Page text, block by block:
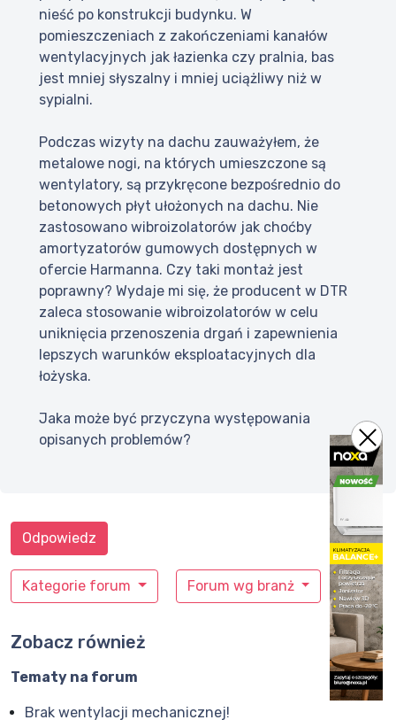
nieść po konstrukcji budynku. W
pomieszczeniach z zakończeniami kanałów
wentylacyjnych jak łazienka czy pralnia, bas
jest mniej słyszalny i mniej uciążliwy niż w
sypialni.
Podczas wizyty na dachu zauważyłem, że
metalowe nogi, na których umieszczone są
wentylatory, są przykręcone bezpośrednio do
betonowych płyt ułożonych na dachu. Nie
zastosowano wibroizolatorów jak choćby
amortyzatorów gumowych dostępnych w
ofercie Harmanna. Czy taki montaż jest
poprawny? Wydaje mi się, że producent w DTR
zaleca stosowanie wibroizolatorów w celu
uniknięcia przenoszenia drgań i zapewnienia
lepszych warunków eksploatacyjnych dla
łożyska.
Jaka może być przyczyna występowania
opisanych problemów?
Kategorie forum Forum wg branż
Odpowiedz
Zobacz również
Tematy na forum
Brak wentylacji mechanicznej!